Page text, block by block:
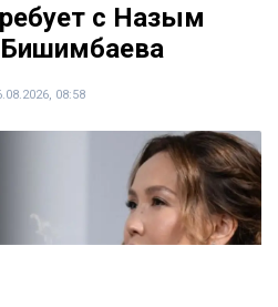
с Назым
08:58